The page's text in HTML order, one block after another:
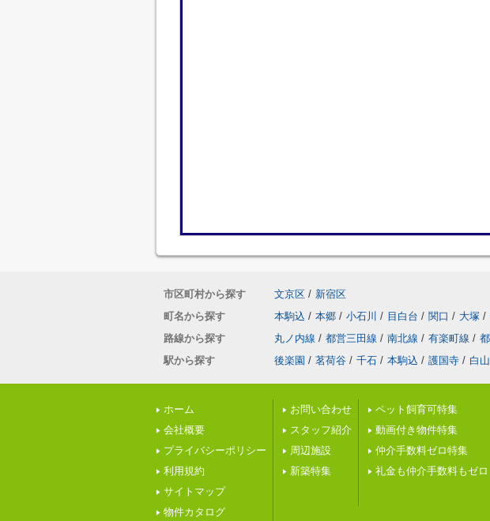
市区町村から探す 文京区 / 新宿区
町名から探す
本駒込 / 本郷 / 小石川 / 目白台 / 関口 / 大塚 /
路線から探す
丸ノ内線 / 都営三田線 / 南北線 / 有楽町線 /
駅から探す
後楽園 / 茗荷谷 / 千石 / 本駒込 / 護国寺 / 白山
ホーム
会社概要
プライバシーポリシー
利用規約
サイトマップ
物件カタログ
お問い合わせ
スタッフ紹介
周辺施設
新築特集
ペット飼育可特集
動画付き物件特集
仲介手数料ゼロ特集
礼金も仲介手数料もゼロ